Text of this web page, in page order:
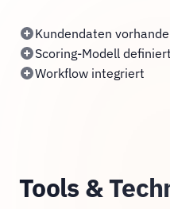
Kundendaten
Scoring-Modell definiert
Workflow integriert
Tools &